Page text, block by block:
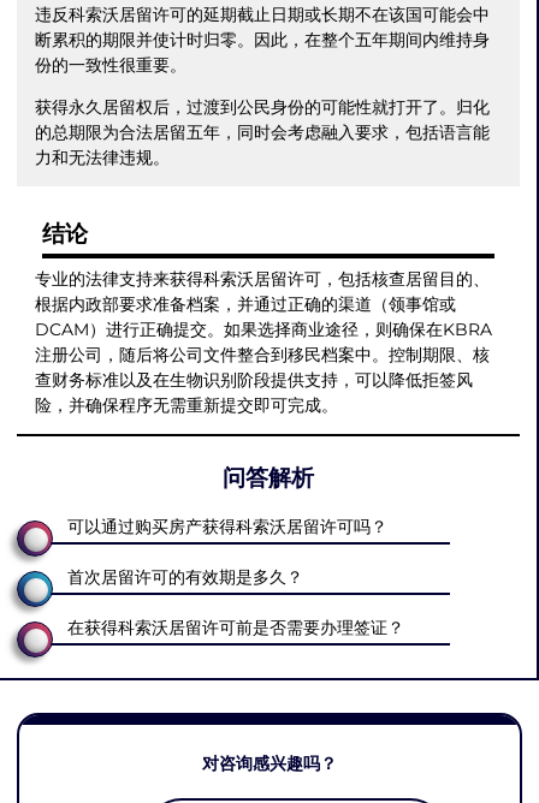
违反科索沃居留许可的延期截止日期或长期不在该国可能会中
断累积的期限并使计时归零。因此，在整个五年期间内维持身
份的一致性很重要。
获得永久居留权后，过渡到公民身份的可能性就打开了。归化
的总期限为合法居留五年，同时会考虑融入要求，包括语言能
力和无法律违规。
结论
专业的法律支持来获得科索沃居留许可，包括核查居留目的、
根据内政部要求准备档案，并通过正确的渠道（领事馆或
DCAM）进行正确提交。如果选择商业途径，则确保在KBRA
注册公司，随后将公司文件整合到移民档案中。控制期限、核
查财务标准以及在生物识别阶段提供支持，可以降低拒签风
险，并确保程序无需重新提交即可完成。
问答解析
可以通过购买房产获得科索沃居留许可吗？
首次居留许可的有效期是多久？
在获得科索沃居留许可前是否需要办理签证？
对咨询感兴趣吗？